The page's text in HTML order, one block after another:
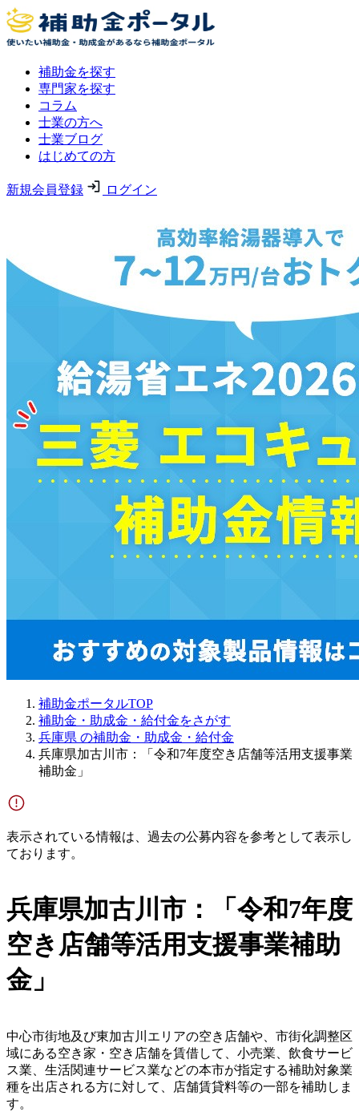
補助金を探す
専門家を探す
コラム
士業の方へ
士業ブログ
はじめての方
新規会員登録 ログイン
補助金ポータルTOP
補助金・助成金・給付金をさがす
兵庫県 の補助金・助成金・給付金
兵庫県加古川市：「令和7年度空き店舗等活用支援事業
補助金」
表示されている情報は、過去の公募内容を参考として表示し
ております。
兵庫県加古川市：「令和7年度
空き店舗等活用支援事業補助
金」
中心市街地及び東加古川エリアの空き店舗や、市街化調整区
域にある空き家・空き店舗を賃借して、小売業、飲食サービ
ス業、生活関連サービス業などの本市が指定する補助対象業
種を出店される方に対して、店舗賃貸料等の一部を補助しま
す。